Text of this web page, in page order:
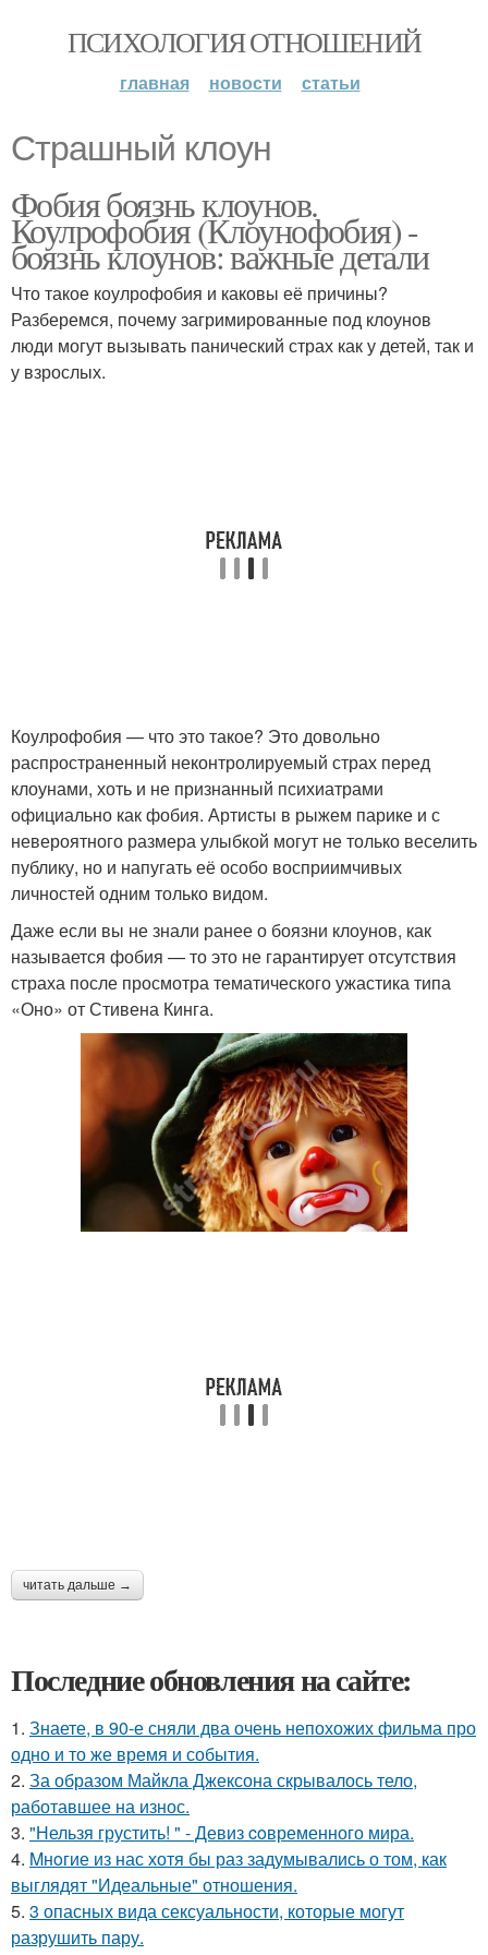
ПСИХОЛОГИЯ ОТНОШЕНИЙ
главная новости статьи
Страшный клоун
Фобия боязнь клоунов.
Коулрофобия (Клоунофобия) -
боязнь клоунов: важные детали
Что такое коулрофобия и каковы её причины?
Разберемся, почему загримированные под клоунов
люди могут вызывать панический страх как у детей, так и
у взрослых.
Коулрофобия — что это такое? Это довольно
распространенный неконтролируемый страх перед
клоунами, хоть и не признанный психиатрами
официально как фобия. Артисты в рыжем парике и с
невероятного размера улыбкой могут не только веселить
публику, но и напугать её особо восприимчивых
личностей одним только видом.
Даже если вы не знали ранее о боязни клоунов, как
называется фобия — то это не гарантирует отсутствия
страха после просмотра тематического ужастика типа
«Оно» от Стивена Кинга.
читать дальше →
Последние обновления на сайте:
1. Знаете, в 90-е сняли два очень непохожих фильма про
одно и то же время и события.
2. За образом Майкла Джексона скрывалось тело,
работавшее на износ.
3. "Нельзя грустить! " - Девиз coвременного мира.
4. Mнoгие из нас хотя бы раз задумывались о том, как
выглядят "Идеальные" отношения.
5. 3 опасных вида сексуальности, которые могут
разрушить пару.